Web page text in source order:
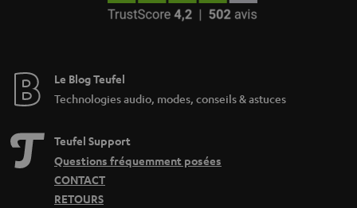
Le Blog Teufel
Technologies audio, modes, conseils & astuces
Teufel Support
Questions fréquemment posées
CONTACT
RETOURS